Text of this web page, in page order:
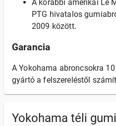
A korábbi amerikai Le
PTG hivatalos
2009 között.
Garancia
A Yokohama abroncsokra
gyártó a felszereléstől
Yokohama téli gumi